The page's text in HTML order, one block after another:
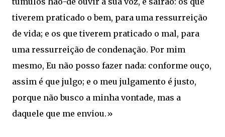
tiverem praticado o bem, para uma ressurreição
de vida; e os que tiverem praticado o mal, para
uma ressurreição de condenação. Por mim
mesmo, Eu não posso fazer nada: conforme ouço,
assim é que julgo; e o meu julgamento é justo,
porque não busco a minha vontade, mas a
daquele que me enviou.»